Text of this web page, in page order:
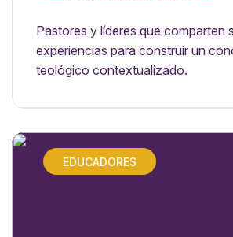
Pastores y líderes que comparten
experiencias para construir un
teológico contextualizado.
EDUCADORES